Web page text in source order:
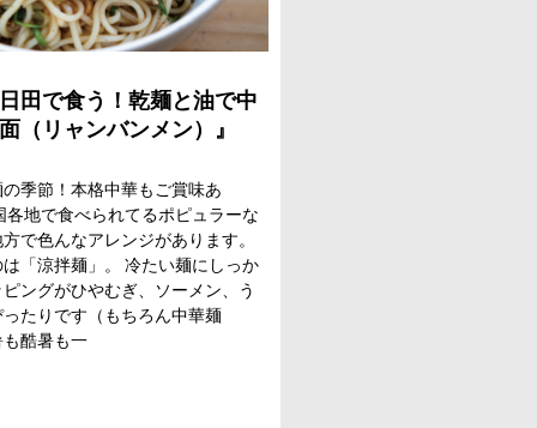
田で食う！乾麺と油で中
（リャンバンメン）』
季節！本格中華もご賞味あ
各地で食べられてるポピュラーな
で色んなアレンジがあります。
「涼拌麺」。 冷たい麺にしっか
ングがひやむぎ、ソーメン、う
たりです（もちろん中華麺
酷暑も一